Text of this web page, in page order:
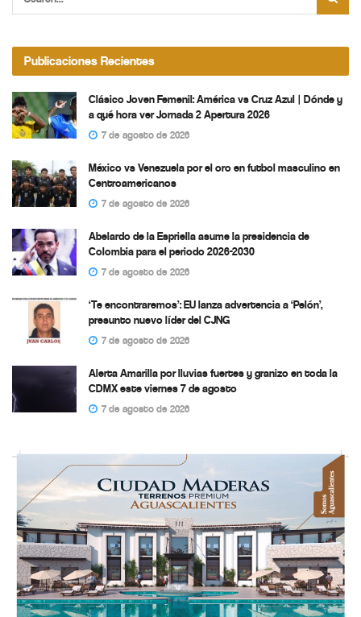
Publicaciones Recientes
Clásico Joven Femenil: América vs Cruz Azul | Dónde y
a qué hora ver Jornada 2 Apertura 2026
7 de agosto de 2026
México vs Venezuela por el oro en futbol masculino en
Centroamericanos
7 de agosto de 2026
Abelardo de la Espriella asume la presidencia de
Colombia para el periodo 2026-2030
7 de agosto de 2026
‘Te encontraremos’: EU lanza advertencia a ‘Pelón’,
presunto nuevo líder del CJNG
7 de agosto de 2026
Alerta Amarilla por lluvias fuertes y granizo en toda la
CDMX este viernes 7 de agosto
7 de agosto de 2026